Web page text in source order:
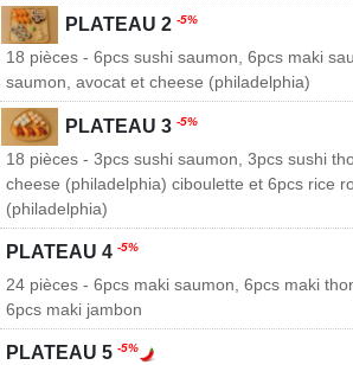
PLATEAU 2 -5%
18 pièces - 6pcs sushi saumon, 6pcs maki
saumon, avocat et cheese (philadelphia)
PLATEAU 3 -5%
18 pièces - 3pcs sushi saumon, 3pcs sushi
cheese (philadelphia) ciboulette et 6pcs rice
(philadelphia)
PLATEAU 4 -5%
24 pièces - 6pcs maki saumon, 6pcs maki
6pcs maki jambon
PLATEAU 5 -5%